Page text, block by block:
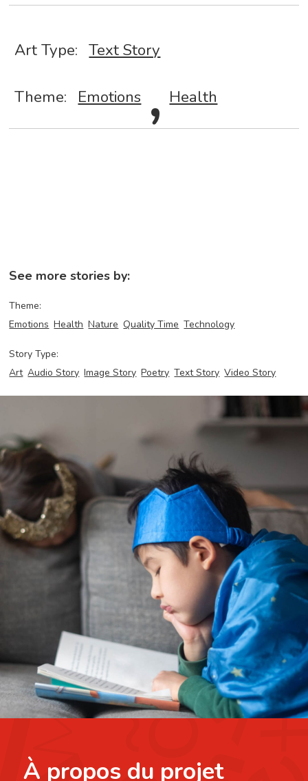
Art Type: Text Story
Theme: Emotions , Health
See more stories by:
Theme:
Emotions Health Nature Quality Time Technology
Story Type:
Art Audio Story Image Story Poetry Text Story Video Story
À propos du projet